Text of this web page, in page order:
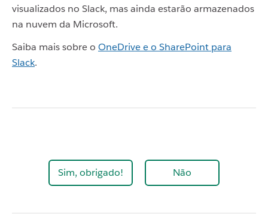
visualizados no Slack, mas ainda estarão armazenados
na nuvem da Microsoft.
Saiba mais sobre o OneDrive e o SharePoint para
Slack.
Sim, obrigado! Não